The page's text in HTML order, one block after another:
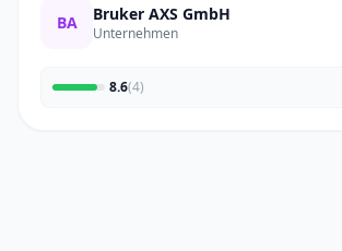
BA Bruker AXS GmbH
Unternehmen
8.6(4)